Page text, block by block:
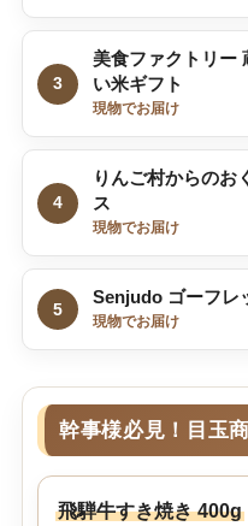
3
美食ファクトリー
い米ギフト
現物でお届け
4
りんご村からのお
ス
現物でお届け
5
Senjudo ゴーフレ
現物でお届け
幹事様必見！目玉
飛騨牛すき焼き 400g